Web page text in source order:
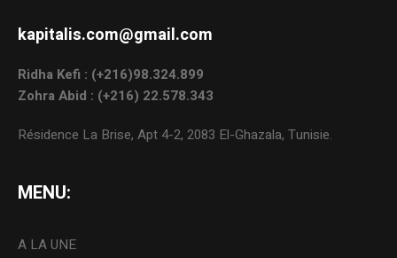
kapitalis.com@gmail.com
Ridha Kefi : (+216)98.324.899
Zohra Abid : (+216) 22.578.343
Résidence La Brise, Apt 4-2, 2083 El-Ghazala, Tunisie.
MENU:
A LA UNE